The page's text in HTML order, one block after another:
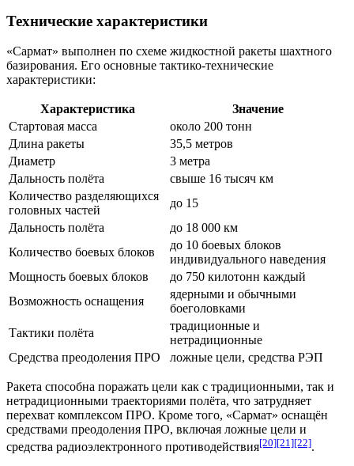
Технические характеристики
«Сармат» выполнен по схеме жидкостной ракеты шахтного
базирования. Его основные тактико-технические
характеристики:
Характеристика
Значение
Стартовая масса
около 200 тонн
Длина ракеты
35,5 метров
Диаметр
3 метра
Дальность полёта
свыше 16 тысяч км
Количество разделяющихся
головных частей
до 15
Дальность полёта
до 18 000 км
Количество боевых блоков
до 10 боевых блоков
индивидуального наведения
Мощность боевых блоков
до 750 килотонн каждый
Возможность оснащения
ядерными и обычными
боеголовками
Тактики полёта
традиционные и
нетрадиционные
Средства преодоления ПРО
ложные цели, средства РЭП
Ракета способна поражать цели как с традиционными, так и
нетрадиционными траекториями полёта, что затрудняет
перехват комплексом ПРО. Кроме того, «Сармат» оснащён
средствами преодоления ПРО, включая ложные цели и
средства радиоэлектронного противодействия[20][21][22].